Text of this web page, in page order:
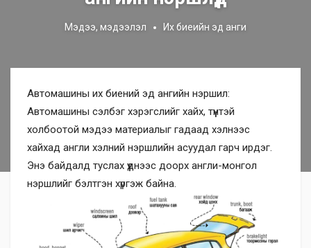
Мэдээ, мэдээлэл Их биеийн эд анги
Автомашины их биений эд ангийн нэршил:
Автомашины сэлбэг хэрэгслийг хайх, түүнтэй
холбоотой мэдээ материалыг гадаад хэлнээс
хайхад англи хэлний нэршлийн асуудал гарч ирдэг.
Энэ байдалд туслах үүднээс доорх англи-монгол
нэршлийг бэлтгэн хүргэж байна.